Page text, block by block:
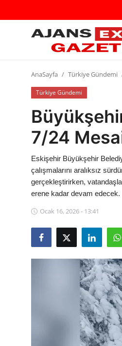
GİRİŞ
AnaSayfa
Eskişehir Siyaset
Siyaset
Türkiye Gündemi
Siber Güvenlik
Ekonomi
AnaSayfa Türkiye Gündemi
Türkiye Gündemi
7/24
Eskişehir Büyükşehir
çalışmalarını aralıksız
gerçekleştirirken,
erene kadar devam edecek.
Ocak 16, 2026 - 13:41